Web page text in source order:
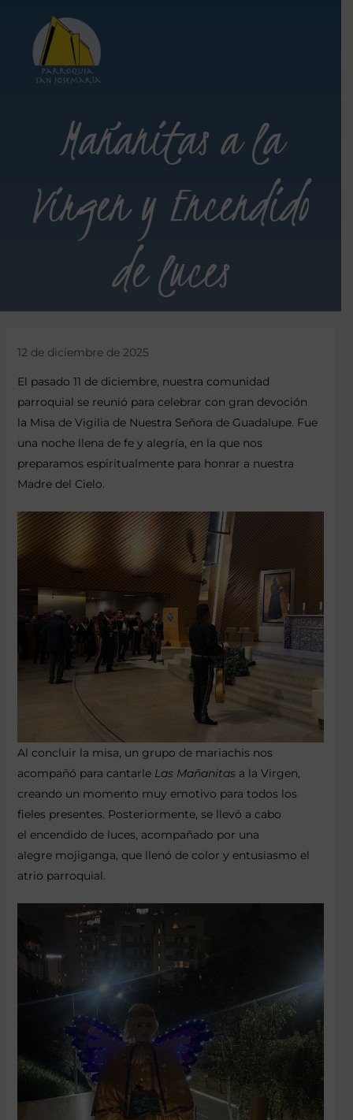
Mañanitas a la
Virgen y Encendido
de luces
12 de diciembre de 2025
El pasado 11 de diciembre, nuestra comunidad
parroquial se reunió para celebrar con gran devoción
la Misa de Vigilia de Nuestra Señora de Guadalupe. Fue
una noche llena de fe y alegría, en la que nos
preparamos espiritualmente para honrar a nuestra
Madre del Cielo.
Al concluir la misa, un grupo de mariachis nos
acompañó para cantarle Las Mañanitasa la Virgen,
creando un momento muy emotivo para todos los
fieles presentes. Posteriormente, se llevó a cabo
el encendido de luces, acompañado por una
alegre mojiganga, que llenó de color y entusiasmo el
atrio parroquial.